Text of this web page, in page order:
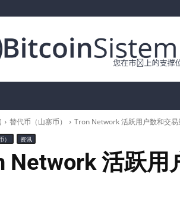
替代币（山寨币） Tron Network 活跃用户数和交
资讯
Network 活跃用